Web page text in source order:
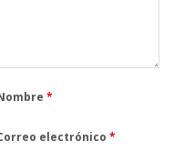
*
electrónico*